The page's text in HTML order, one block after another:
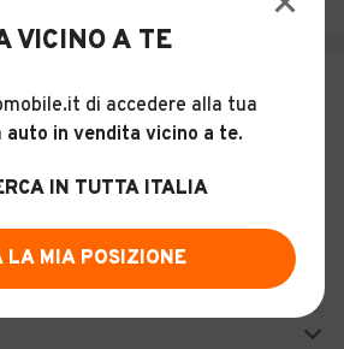
€ 4.700
Lancia Ypsilon 1.2 69 CV 5 porte
Manuale
VICINO A TE
di accedere alla tua
auto in vendita vicino a te.
IN TUTTA ITALIA
LA MIA POSIZIONE